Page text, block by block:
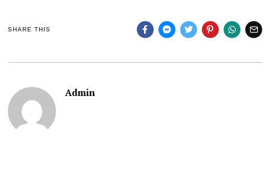
SHARE THIS
Admin